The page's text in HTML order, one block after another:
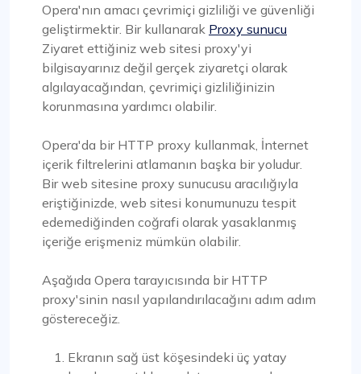
Opera'nın amacı çevrimiçi gizliliği ve güvenliği
geliştirmektir. Bir kullanarak Proxy sunucu
Ziyaret ettiğiniz web sitesi proxy'yi
bilgisayarınız değil gerçek ziyaretçi olarak
algılayacağından, çevrimiçi gizliliğinizin
korunmasına yardımcı olabilir.
Opera'da bir HTTP proxy kullanmak, İnternet
içerik filtrelerini atlamanın başka bir yoludur.
Bir web sitesine proxy sunucusu aracılığıyla
eriştiğinizde, web sitesi konumunuzu tespit
edemediğinden coğrafi olarak yasaklanmış
içeriğe erişmeniz mümkün olabilir.
Aşağıda Opera tarayıcısında bir HTTP
proxy'sinin nasıl yapılandırılacağını adım adım
göstereceğiz.
Ekranın sağ üst köşesindeki üç yatay